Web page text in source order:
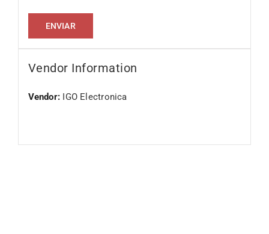
Vendor Information
Vendor: IGO Electronica